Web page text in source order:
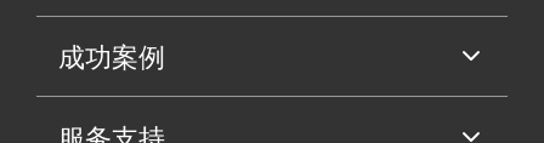
成功案例
服务支持